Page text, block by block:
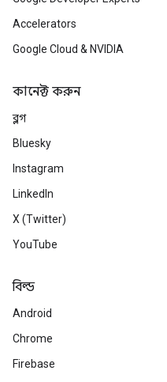
Accelerators
Google Cloud & NVIDIA
কানেক্ট করুন
ব্লগ
Bluesky
Instagram
LinkedIn
X (Twitter)
YouTube
বিল্ড
Android
Chrome
Firebase